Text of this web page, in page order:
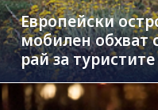
Европейски
мобилен обхват
рай за туристите